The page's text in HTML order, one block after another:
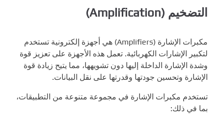
التضخيم (Amplification)
مكبرات الإشارة (Amplifiers) هي أجهزة إلكترونية تستخدم
لتكبير الإشارات الكهربائية. تعمل هذه الأجهزة على تعزيز قوة
وشدة الإشارة الداخلة إليها دون تشويهها، مما يتيح زيادة قوة
الإشارة وتحسين جودتها وقدرتها على نقل البيانات.
تستخدم مكبرات الإشارة في مجموعة متنوعة من التطبيقات،
بما في ذلك: